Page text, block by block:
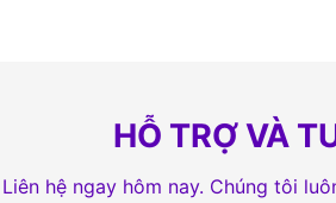
HỖ TRỢ VÀ
Liên hệ ngay hôm nay. Chúng tôi